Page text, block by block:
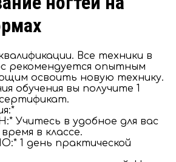
Все техники в
рекомендуется опытным
освоить новую технику.
обучения вы получите 1
Учитесь в удобное для вас
в классе.
1 день практической